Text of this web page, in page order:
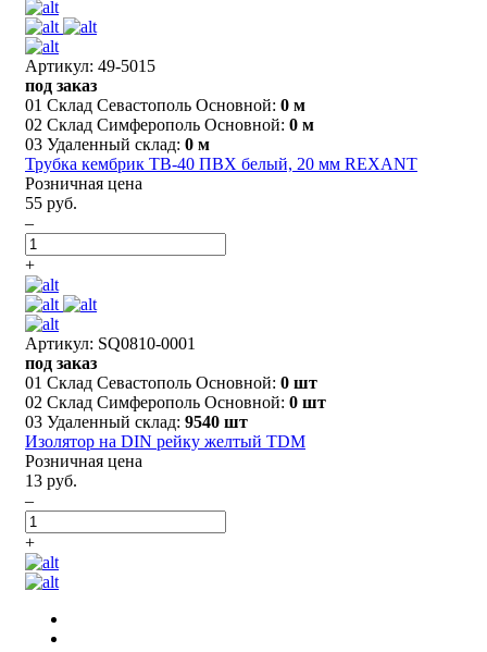
Артикул: 49-5015
под заказ
01 Склад Севастополь Основной: 0 м
02 Склад Симферополь Основной: 0 м
03 Удаленный склад: 0 м
Трубка кембрик ТВ-40 ПВХ белый, 20 мм REXANT
Розничная цена
55 руб.
–
+
Артикул: SQ0810-0001
под заказ
01 Склад Севастополь Основной: 0 шт
02 Склад Симферополь Основной: 0 шт
03 Удаленный склад: 9540 шт
Изолятор на DIN рейку желтый TDM
Розничная цена
13 руб.
–
+